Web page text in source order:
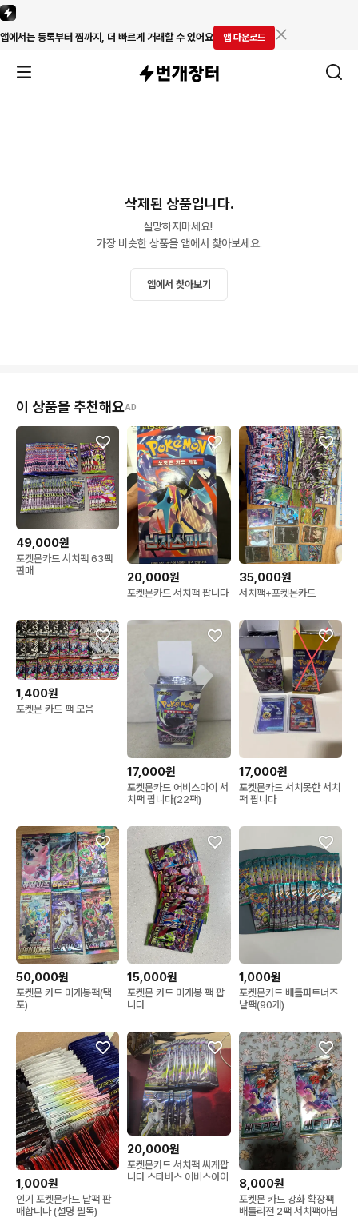
앱에서는 등록부터 찜까지, 더 빠르게 거래할 수 있어요 앱 다운로드
삭제된 상품입니다.
실망하지마세요!
가장 비슷한 상품을 앱에서 찾아보세요.
앱에서 찾아보기
이 상품을 추천해요AD
49,000원
포켓몬카드 서치팩 63팩
판매
20,000원
포켓몬카드 서치팩 팝니다
35,000원
서치팩+포켓몬카드
1,400원
포켓몬 카드 팩 모음
17,000원
포켓몬카드 어비스아이 서
치팩 팝니다(22팩)
17,000원
포켓몬카드 서치못한 서치
팩 팝니다
50,000원
포켓몬 카드 미개봉팩(택
포)
15,000원
포켓몬 카드 미개봉 팩 팝
니다
1,000원
포켓몬카드 배틀파트너즈
낱팩(90개)
1,000원
인기 포켓몬카드 낱팩 판
매합니다 (설명 필독)
20,000원
포켓몬카드 서치팩 싸게팝
니다 스타버스 어비스아이
8,000원
포켓몬 카드 강화 확장팩
배틀리전 2팩 서치팩아님